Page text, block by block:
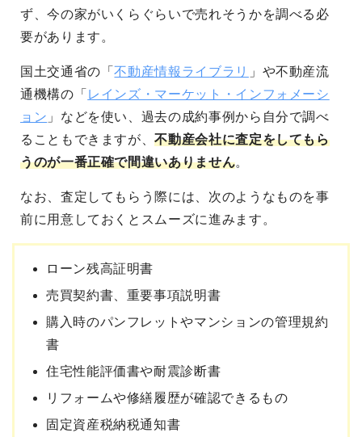
ず、今の家がいくらぐらいで売れそうかを調べる必
要があります。
国土交通省の「不動産情報ライブラリ 」や不動産流
通機構の「 レインズ・マーケット・インフォメーシ
ョン 」などを使い、過去の成約事例から自分で調べ
ることもできますが、不動産会社に査定をしてもら
うのが一番正確で間違いありません。
なお、査定してもらう際には、次のようなものを事
前に用意しておくとスムーズに進みます。
ローン残高証明書
売買契約書、重要事項説明書
購入時のパンフレットやマンションの管理規約
書
住宅性能評価書や耐震診断書
リフォームや修繕履歴が確認できるもの
固定資産税納税通知書